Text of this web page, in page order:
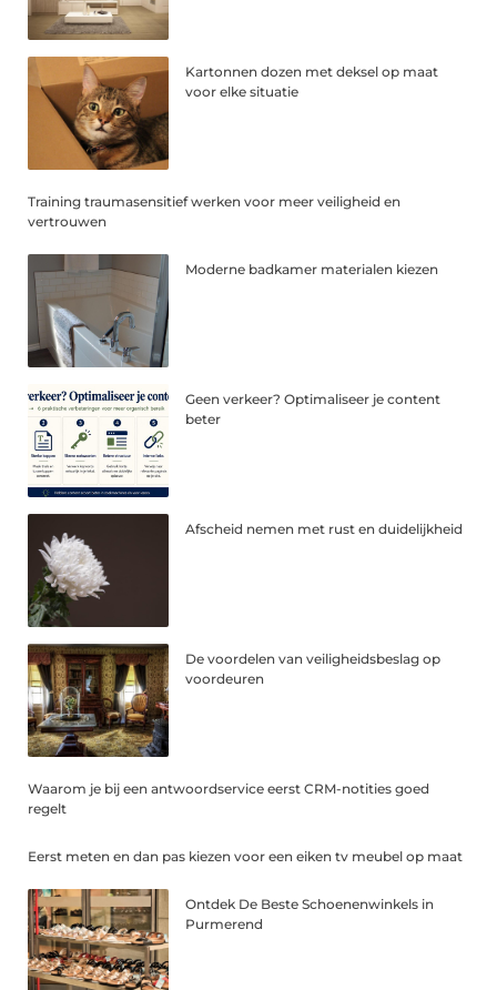
Kartonnen dozen met deksel op maat
voor elke situatie
Training traumasensitief werken voor meer veiligheid en
vertrouwen
Moderne badkamer materialen kiezen
Geen verkeer? Optimaliseer je content
beter
Afscheid nemen met rust en duidelijkheid
De voordelen van veiligheidsbeslag op
voordeuren
Waarom je bij een antwoordservice eerst CRM-notities goed
regelt
Eerst meten en dan pas kiezen voor een eiken tv meubel op maat
Ontdek De Beste Schoenenwinkels in
Purmerend